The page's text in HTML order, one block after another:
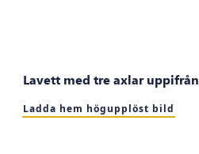
Lavett med tre axlar uppifrån
Ladda hem högupplöst bild